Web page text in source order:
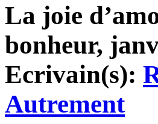
La joie
bonheur,
Ecrivain(s):
Autrement